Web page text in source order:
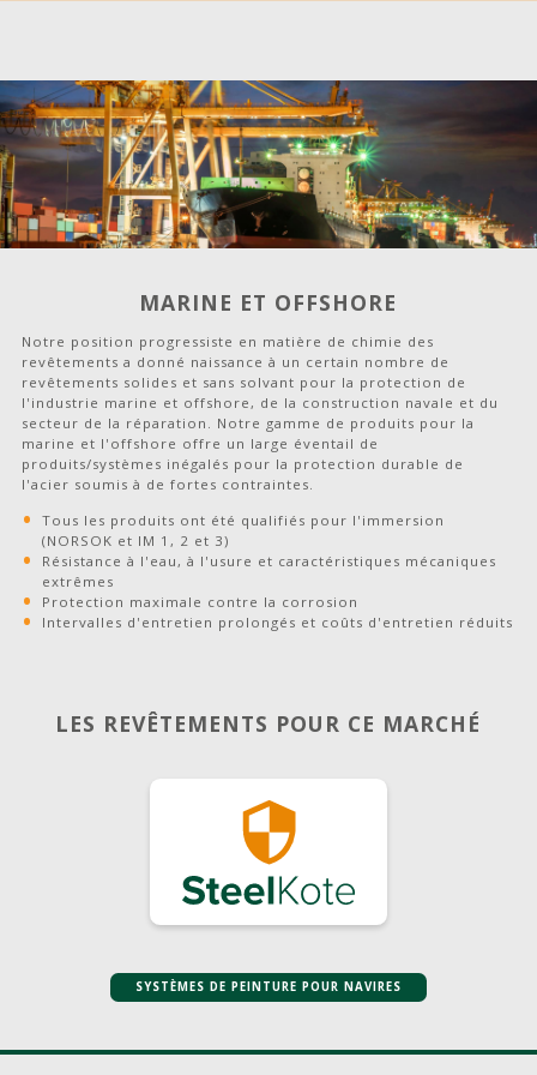
MARINE ET OFFSHORE
Notre position progressiste en matière de chimie des
revêtements a donné naissance à un certain nombre de
revêtements solides et sans solvant pour la protection de
l'industrie marine et offshore, de la construction navale et du
secteur de la réparation. Notre gamme de produits pour la
marine et l'offshore offre un large éventail de
produits/systèmes inégalés pour la protection durable de
l'acier soumis à de fortes contraintes.
Tous les produits ont été qualifiés pour l'immersion
(NORSOK et IM 1, 2 et 3)
Résistance à l'eau, à l'usure et caractéristiques mécaniques
extrêmes
Protection maximale contre la corrosion
Intervalles d'entretien prolongés et coûts d'entretien réduits
LES REVÊTEMENTS POUR CE MARCHÉ
SYSTÈMES DE PEINTURE POUR NAVIRES